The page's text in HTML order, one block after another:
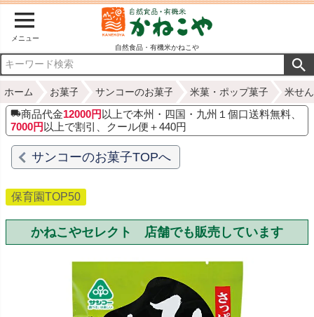
メニュー
自然食品・有機米かねこや
ホーム お菓子 サンコーのお菓子 米菓・ポップ菓子 米せ
商品代金12000円 以上で本州・四国・九州１個口送料無料、
7000円 以上で割引、クール便＋440円
サンコーのお菓子TOPへ
保育園TOP50
かねこやセレクト 店舗でも販売しています